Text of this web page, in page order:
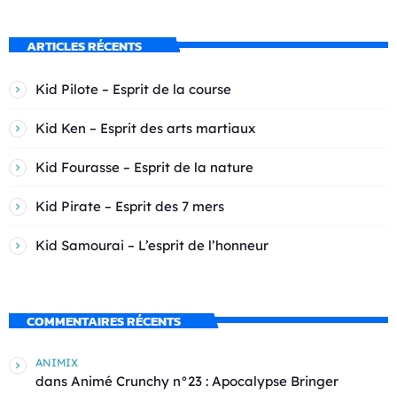
ARTICLES RÉCENTS
Kid Pilote – Esprit de la course
Kid Ken – Esprit des arts martiaux
Kid Fourasse – Esprit de la nature
Kid Pirate – Esprit des 7 mers
Kid Samourai – L’esprit de l’honneur
COMMENTAIRES RÉCENTS
ANIMIX
dans Animé Crunchy n°23 : Apocalypse Bringer